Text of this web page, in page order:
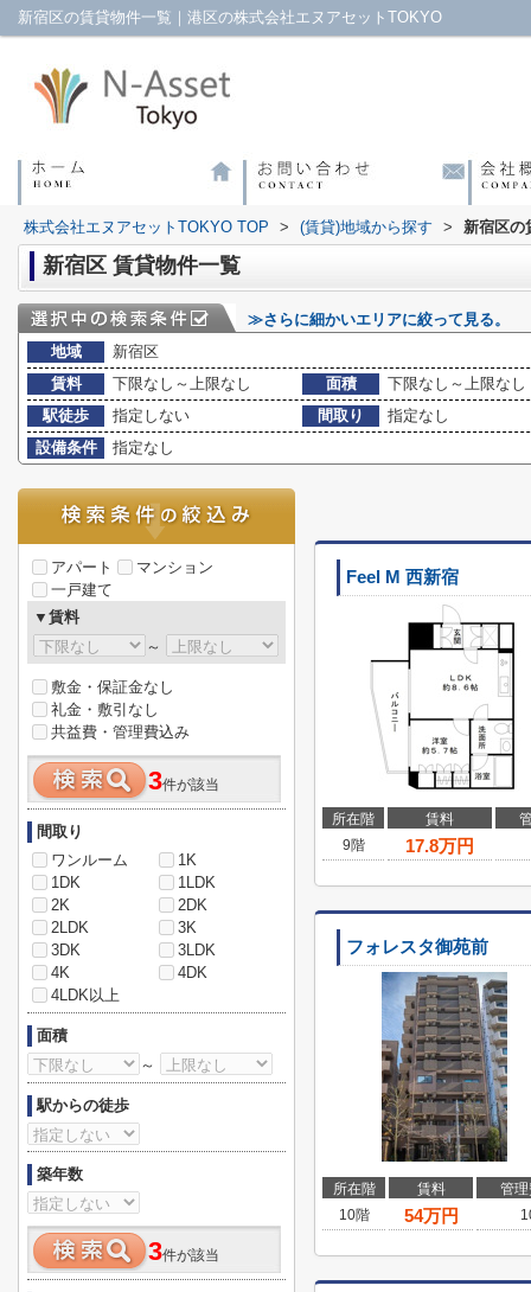
新宿区の賃貸物件一覧｜港区の株式会社エヌアセットTOKYO
株式会社エヌアセットTOKYO TOP > (賃貸)地域から探す > 新宿区の
新宿区 賃貸物件一覧
≫さらに細かいエリアに絞って見る。
地域
新宿区
賃料
下限なし～上限なし 面積
下限なし～上限なし
駅徒歩
指定しない 間取り
指定なし
設備条件
指定なし
Feel M 西新宿
所在階 賃料
9階
17.8万円
フォレスタ御苑前
所在階 賃料
管
10階
54万円
アパート
マンション
一戸建て
▼賃料
～
敷金・保証金なし
礼金・敷引なし
共益費・管理費込み
3件が該当
間取り
ワンルーム
1K
1DK
1LDK
2K
2DK
2LDK
3K
3DK
3LDK
4K
4DK
4LDK以上
面積
～
駅からの徒歩
築年数
3件が該当